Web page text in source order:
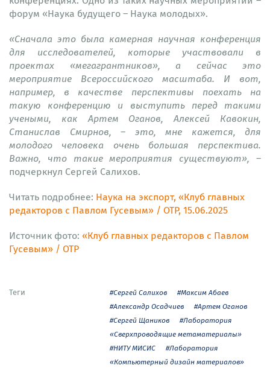
форум «Наука будущего – Наука молодых».
«Сначала это была камерная научная конференция
для исследователей, которые участвовали в
проектах «мегагрантников», а сейчас это
мероприятие Всероссийского масштаба. И вот,
например, в качестве перспективы поехать на
такую конференцию и выступить перед такими
учеными, как Артем Оганов, Алексей Кавокин,
Станислав Смирнов, – это, мне кажется, для
молодого человека очень большая перспектива.
Важно, что такие мероприятия существуют», –
подчеркнул Сергей Салихов.
Читать подробнее: Наука на экспорт, «Клуб главных
редакторов с Павлом Гусевым» / ОТР, 15.06.2025
Источник фото: «Клуб главных редакторов с Павлом
Гусевым» / ОТР
Теги #Сергей Салихов
#Максим Абаев
#Александр Осадчиев
#Артем Оганов
#Сергей Щаников
#Лаборатория
«Сверхпроводящие метаматериалы»
#НИТУ МИСИС
#Лаборатория
«Компьютерный дизайн материалов»